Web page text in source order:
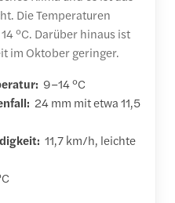
Die Temperaturen
°C. Darüber hinaus ist
im Oktober geringer.
9–14 °C
24 mm mit etwa 11,5
11,7 km/h, leichte